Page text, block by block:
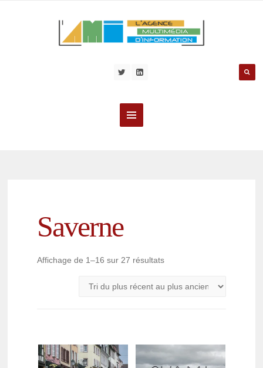
Saverne
Affichage de 1–16 sur 27 résultats